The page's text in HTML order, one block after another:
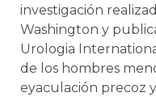
investigación
Washington y
Urologia
de los hombres
eyaculación precoz